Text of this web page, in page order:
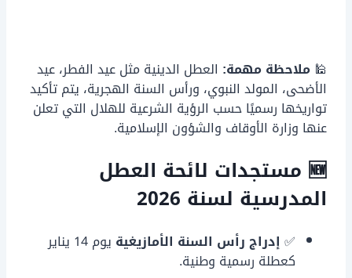
🕌 ملاحظة مهمة: العطل الدينية مثل عيد الفطر، عيد
الأضحى، المولد النبوي، ورأس السنة الهجرية، يتم تأكيد
تواريخها رسميًا حسب الرؤية الشرعية للهلال التي تعلن
عنها وزارة الأوقاف والشؤون الإسلامية.
🆕 مستجدات لائحة العطل
المدرسية لسنة 2026
✅إدراج رأس السنة الأمازيغية
يوم 14 يناير
كعطلة رسمية وطنية.